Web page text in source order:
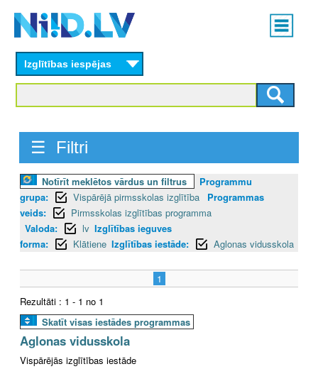
content
Main
menu
Izglītības iespējas
☰ Filtri
Notīrīt meklētos vārdus un filtrus
Programmu
grupa:
Vispārējā pirmsskolas izglītība
Programmas
veids:
Pirmsskolas izglītības programma
Valoda:
lv Izglītības ieguves
forma:
Klātiene Izglītības iestāde: Aglonas vidusskola
1
Rezultāti : 1 - 1 no 1
Skatīt visas iestādes programmas
Aglonas vidusskola
Vispārējās izglītības iestāde